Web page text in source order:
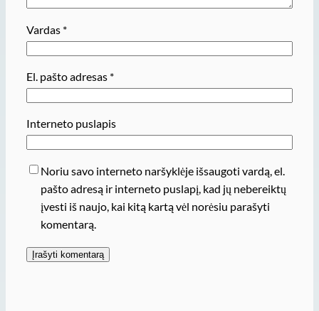
Vardas *
El. pašto adresas *
Interneto puslapis
Noriu savo interneto naršyklėje išsaugoti vardą, el.
pašto adresą ir interneto puslapį, kad jų nebereiktų
įvesti iš naujo, kai kitą kartą vėl norėsiu parašyti
komentarą.